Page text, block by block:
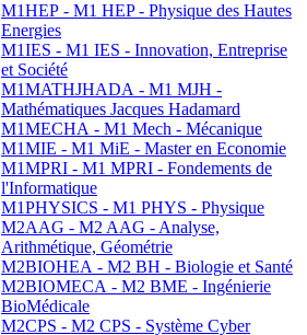
M1HEP - M1 HEP - Physique des Hautes
Energies
M1IES - M1 IES - Innovation, Entreprise
et Société
M1MATHJHADA - M1 MJH -
Mathématiques Jacques Hadamard
M1MECHA - M1 Mech - Mécanique
M1MIE - M1 MiE - Master en Economie
M1MPRI - M1 MPRI - Fondements de
l'Informatique
M1PHYSICS - M1 PHYS - Physique
M2AAG - M2 AAG - Analyse,
Arithmétique, Géométrie
M2BIOHEA - M2 BH - Biologie et Santé
M2BIOMECA - M2 BME - Ingénierie
BioMédicale
M2CPS - M2 CPS - Système Cyber